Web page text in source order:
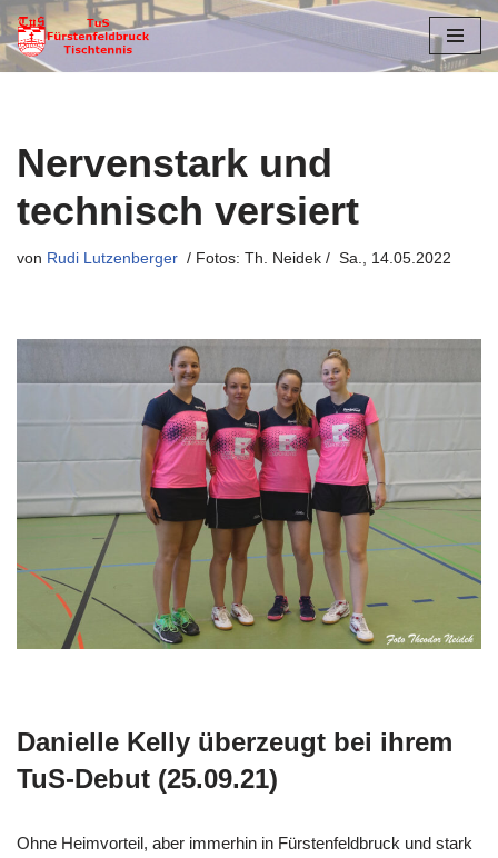
Zum
Nervenstark und
technisch versiert
von Rudi Lutzenberger Sa., 14.05.2022
Danielle Kelly überzeugt bei ihrem
TuS-Debut (25.09.21)
Ohne Heimvorteil, aber immerhin in Fürstenfeldbruck und stark